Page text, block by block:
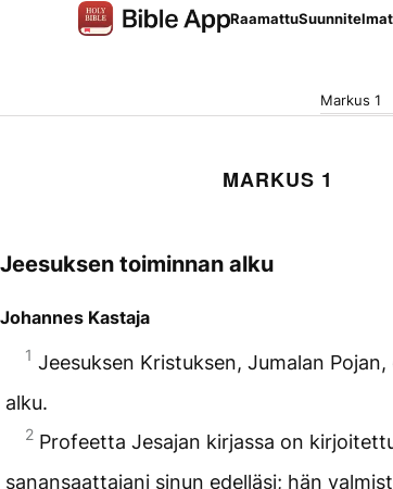
RaamattuSuunnitelmat
Markus 1
MARKUS 1
Jeesuksen toiminnan alku
Johannes Kastaja
1 Jeesuksen Kristuksen, Jumalan Pojan,
alku.
2 Profeetta Jesajan kirjassa on
sanansaattajani sinun edelläsi; hän